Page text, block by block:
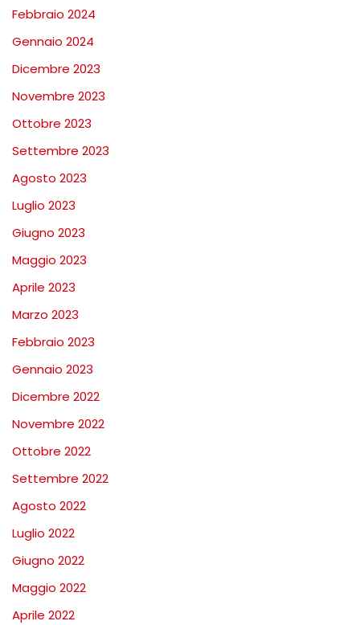
Febbraio 2024
Gennaio 2024
Dicembre 2023
Novembre 2023
Ottobre 2023
Settembre 2023
Agosto 2023
Luglio 2023
Giugno 2023
Maggio 2023
Aprile 2023
Marzo 2023
Febbraio 2023
Gennaio 2023
Dicembre 2022
Novembre 2022
Ottobre 2022
Settembre 2022
Agosto 2022
Luglio 2022
Giugno 2022
Maggio 2022
Aprile 2022